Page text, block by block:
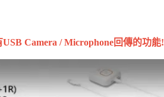
Camera / Microphone回傳的功能!